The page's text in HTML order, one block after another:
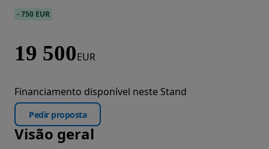
-750 EUR
19 500EUR
Financiamento disponível neste Stand
Pedir proposta
Visão geral